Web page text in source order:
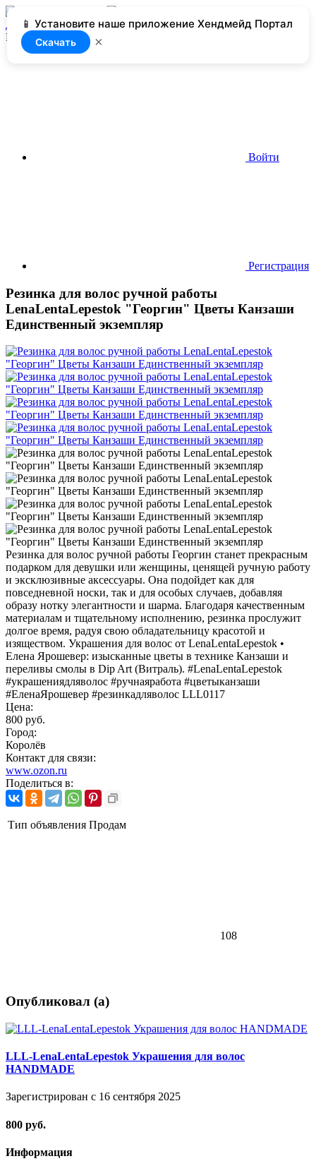
📱 Установите наше приложение Хендмейд Портал
Скачать ×
Добавить
Нет доступа
Войти
Регистрация
Резинка для волос ручной работы
LenaLentaLepestok "Георгин" Цветы Канзаши
Единственный экземпляр
Резинка для волос ручной работы Георгин станет прекрасным
подарком для девушки или женщины, ценящей ручную работу
и эксклюзивные аксессуары. Она подойдет как для
повседневной носки, так и для особых случаев, добавляя
образу нотку элегантности и шарма. Благодаря качественным
материалам и тщательному исполнению, резинка прослужит
долгое время, радуя свою обладательницу красотой и
изяществом. Украшения для волос от LenaLentaLepestok •
Елена Ярошевер: изысканные цветы в технике Канзаши и
переливы смолы в Dip Art (Витраль). #LenaLentaLepestok
#украшениядляволос #ручнаяработа #цветыканзаши
#ЕленаЯрошевер #резинкадляволос LLL0117
Цена:
800 руб.
Город:
Королёв
Контакт для связи:
www.ozon.ru
Поделиться в:
Тип объявления Продам
108
Опубликовал (а)
LLL-LenaLentaLepestok Украшения для волос
HANDMADE
Зарегистрирован с 16 сентября 2025
800 руб.
Информация